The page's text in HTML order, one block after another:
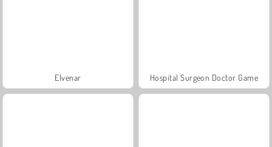
Elvenar Hospital Surgeon Doctor Game